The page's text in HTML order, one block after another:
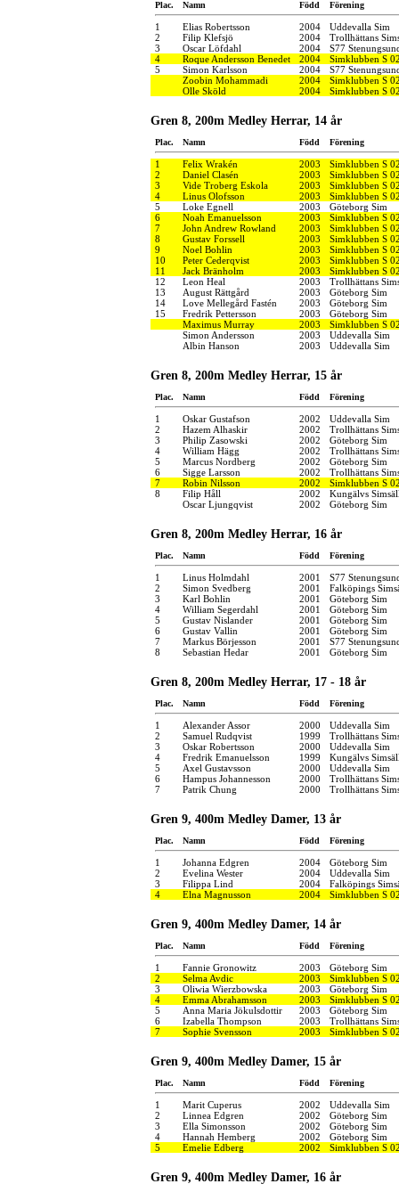
Plac. Namn Född Förening
1 Elias Robertsson 2004
Uddevalla Sim
2
Filip Klefsjö 2004
Trollhättans
3
Oscar Löfdahl 2004
S77
4
Roque Andersson Benedet 2004
Simklubben S
5
Simon Karlsson 2004
S77
Zoobin Mohammadi
2004
Simklubben S
Olle Sköld
2004 Simklubben S
Gren 8, 200m Medley Herrar, 14 år
Plac. Namn Född Förening
1 Felix Wrakén 2003
Simklubben S
2
Daniel Clasén 2003
Simklubben S
3
Vide Troberg Eskola 2003
Simklubben S
4
Linus Olofsson 2003
Simklubben S
5
Loke Egnell 2003
Göteborg Sim
6
Noah Emanuelsson 2003
Simklubben S
7
John Andrew Rowland 2003
Simklubben S
8
Gustav Forssell 2003
Simklubben S
9
Noel Bohlin 2003
Simklubben S
10
Peter Cederqvist 2003
Simklubben S
11
Jack Bränholm 2003
Simklubben S
12
Leon Heal 2003
Trollhättans
13
August Rättgård 2003
Göteborg Sim
14
Love Mellegård Fastén 2003
Göteborg Sim
15
Fredrik Pettersson 2003
Göteborg Sim
Maximus Murray
2003
Simklubben S
Simon Andersson
2003
Uddevalla Sim
Albin Hanson
2003 Uddevalla Sim
Gren 8, 200m Medley Herrar, 15 år
Plac. Namn Född Förening
1 Oskar Gustafson 2002
Uddevalla Sim
2
Hazem Alhaskir 2002
Trollhättans
3
Philip Zasowski 2002
Göteborg Sim
4
William Hägg 2002
Trollhättans
5
Marcus Nordberg 2002
Göteborg Sim
6
Sigge Larsson 2002
Trollhättans
7
Robin Nilsson 2002
Simklubben S
8
Filip Håll 2002
Kungälvs
Oscar Ljungqvist
2002 Göteborg Sim
Gren 8, 200m Medley Herrar, 16 år
Plac. Namn Född Förening
1 Linus Holmdahl 2001
S77
2
Simon Svedberg 2001
Falköpings
3
Karl Bohlin 2001
Göteborg Sim
4
William Segerdahl 2001
Göteborg Sim
5
Gustav Nislander 2001
Göteborg Sim
6
Gustav Vallin 2001
Göteborg Sim
7
Markus Börjesson 2001
S77
8
Sebastian Hedar 2001 Göteborg Sim
Gren 8, 200m Medley Herrar, 17 - 18 år
Plac. Namn Född Förening
1 Alexander Assor 2000
Uddevalla Sim
2
Samuel Rudqvist 1999
Trollhättans
3
Oskar Robertsson 2000
Uddevalla Sim
4
Fredrik Emanuelsson 1999
Kungälvs
5
Axel Gustavsson 2000
Uddevalla Sim
6
Hampus Johannesson 2000
Trollhättans
7
Patrik Chung 2000 Trollhättans
Gren 9, 400m Medley Damer, 13 år
Plac. Namn Född Förening
1 Johanna Edgren 2004
Göteborg Sim
2
Evelina Wester 2004
Uddevalla Sim
3
Filippa Lind 2004
Falköpings
4
Elna Magnusson 2004 Simklubben S
Gren 9, 400m Medley Damer, 14 år
Plac. Namn Född Förening
1 Fannie Gronowitz 2003
Göteborg Sim
2
Selma Avdic 2003
Simklubben S
3
Oliwia Wierzbowska 2003
Göteborg Sim
4
Emma Abrahamsson 2003
Simklubben S
5
Anna Maria Jökulsdottir 2003
Göteborg Sim
6
Izabella Thompson 2003
Trollhättans
7
Sophie Svensson 2003 Simklubben S
Gren 9, 400m Medley Damer, 15 år
Plac. Namn Född Förening
1 Marit Cuperus 2002
Uddevalla Sim
2
Linnea Edgren 2002
Göteborg Sim
3
Ella Simonsson 2002
Göteborg Sim
4
Hannah Hemberg 2002
Göteborg Sim
5
Emelie Edberg 2002 Simklubben S
Gren 9, 400m Medley Damer, 16 år